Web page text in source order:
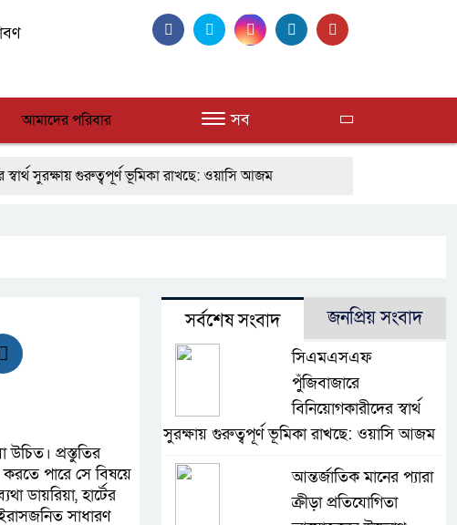
আমাদের পরিবার সব
গুরুত্বপূর্ণ ভূমিকা রাখছে: ওয়াসি আজম
পর্দাপন উপলক্ষে আলোচনা সভা ও দোয়া মাহফিল সম্পন্ন
নিরপেক্ষ ও বিশ্বাসযোগ্য : প্রধানমন্ত্রী
ফিলিপাইনের দক্ষিণ উপকূলে ৬.৩ মাত্রার ভূমিকম্প
প্রস্তুতির
পারে সে বিষয়ে
ডায়রিয়া, হার্টের
সাধারণ
সর্বশেষ সংবাদ জনপ্রিয় সংবাদ
সিএমএসএফ
পুঁজিবাজারে
বিনিয়োগকারীদের স্বার্থ
সুরক্ষায় গুরুত্বপূর্ণ ভূমিকা রাখছে: ওয়াসি আজম
আন্তর্জাতিক মানের প্যারা
ক্রীড়া প্রতিযোগিতা